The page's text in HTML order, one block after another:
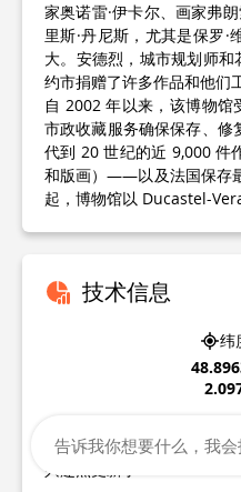
家奥诺雷·伊卡尔、画家弗
里斯·丹尼斯，尤其是保罗
大。安德烈，城市规划师
约市捐赠了许多作品和他们
自 2002 年以来，该博物馆
市政收藏服务确保保存、修
代到 20 世纪的近 9,000
和版画）——以及法国保存
起，博物馆以 Ducastel-
技术信息
纬
78100
Saint-Germain-
兴趣点更新于
告诉我你想要什么，我